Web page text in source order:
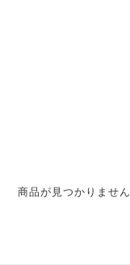
商品が見つかりません